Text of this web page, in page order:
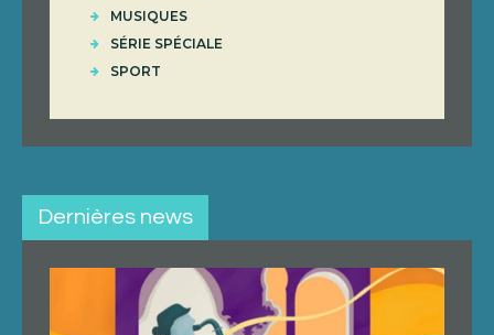
MUSIQUES
SÉRIE SPÉCIALE
SPORT
Dernières news